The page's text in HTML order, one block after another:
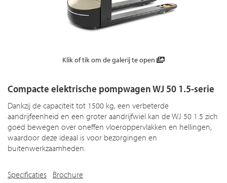
Klik of tik om de galerij te open
Compacte elektrische pompwagen WJ 50 1.5-serie
Dankzij de capaciteit tot 1500 kg, een verbeterde
aandrijfeenheid en een groter aandrijfwiel kan de WJ 50 1.5 zich
goed bewegen over oneffen vloeroppervlakken en hellingen,
waardoor deze ideaal is voor bezorgingen en
buitenwerkzaamheden.
Specificaties Brochure